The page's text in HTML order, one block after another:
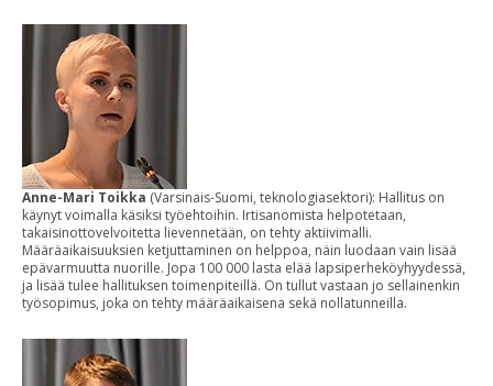
Anne-Mari Toikka (Varsinais-Suomi, teknologiasektori): Hallitus on
käynyt voimalla käsiksi työehtoihin. Irtisanomista helpotetaan,
takaisinottovelvoitetta lievennetään, on tehty aktiivimalli.
Määräaikaisuuksien ketjuttaminen on helppoa, näin luodaan vain lisää
epävarmuutta nuorille. Jopa 100 000 lasta elää lapsiperheköyhyydessä,
ja lisää tulee hallituksen toimenpiteillä. On tullut vastaan jo sellainenkin
työsopimus, joka on tehty määräaikaisena sekä nollatunneilla.